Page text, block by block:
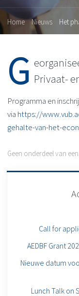
Home Nieuws Het
G Privaat-
Programma en
via https://
gehalte-van-het-
Geen onderdeel van
Call for
AEDBF Grant
Nieuwe datum
Lunch Talk on